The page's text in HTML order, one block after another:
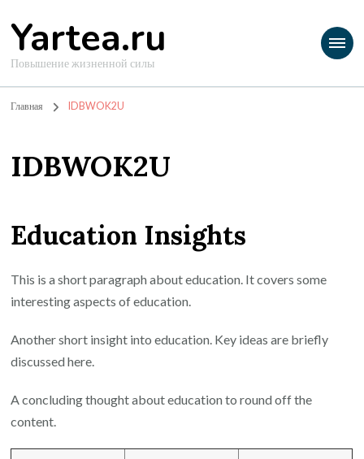
Yartea.ru
Повышение жизненной силы
Главная IDBWOK2U
IDBWOK2U
Education Insights
This is a short paragraph about education. It covers some
interesting aspects of education.
Another short insight into education. Key ideas are briefly
discussed here.
A concluding thought about education to round off the
content.